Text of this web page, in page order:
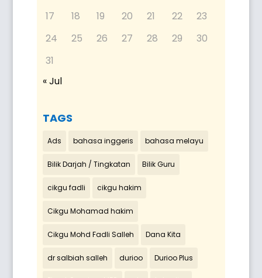
17
18 19 20 21 22
23
24
25 26 27 28 29
30
31
« Jul
TAGS
Ads bahasa inggeris bahasa melayu
Bilik Darjah / Tingkatan Bilik Guru
cikgu fadli cikgu hakim
Cikgu Mohamad hakim
Cikgu Mohd Fadli Salleh Dana Kita
dr salbiah salleh durioo Durioo Plus